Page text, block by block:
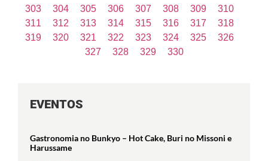
303
304 305 306 307 308 309
310
311
312 313 314 315 316 317
318
319
320 321 322 323 324 325
326
327
328 329 330
EVENTOS
Gastronomia no Bunkyo – Hot Cake, Buri no Missoni e
Harussame